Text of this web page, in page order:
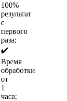
100%
результат
с
первого
раза;
✔️
Время
обработки
от
1
часа;